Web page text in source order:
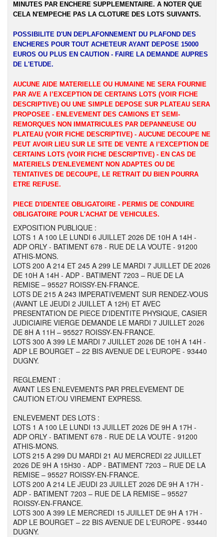
MINUTES PAR ENCHERE SUPPLEMENTAIRE. A NOTER QUE
CELA N'EMPECHE PAS LA CLOTURE DES LOTS SUIVANTS.
POSSIBILITE D'UN DEPLAFONNEMENT DU PLAFOND DES
ENCHERES POUR TOUT ACHETEUR AYANT DEPOSE 15000
EUROS OU PLUS EN CAUTION - FAIRE LA DEMANDE AUPRES
DE L'ETUDE.
AUCUNE AIDE MATERIELLE OU HUMAINE NE SERA FOURNIE
PAR AVE A l’EXCEPTION DE CERTAINS LOTS (VOIR FICHE
DESCRIPTIVE) OU UNE SIMPLE DEPOSE SUR PLATEAU SERA
PROPOSEE - ENLEVEMENT DES CAMIONS ET SEMI-
REMORQUES NON IMMATRICULES PAR DEPANNEUSE OU
PLATEAU (VOIR FICHE DESCRIPTIVE) - AUCUNE DECOUPE NE
PEUT AVOIR LIEU SUR LE SITE DE VENTE A l’EXCEPTION DE
CERTAINS LOTS (VOIR FICHE DESCRIPTIVE) - EN CAS DE
MATERIELS D'ENLEVEMENT NON ADAPTES OU DE
TENTATIVES DE DECOUPE, LE RETRAIT DU BIEN POURRA
ETRE REFUSE.
PIECE D'IDENTEE OBLIGATOIRE - PERMIS DE CONDUIRE
OBLIGATOIRE POUR L'ACHAT DE VEHICULES.
EXPOSITION PUBLIQUE :
LOTS 1 A 100 LE LUNDI 6 JUILLET 2026 DE 10H A 14H -
ADP ORLY - BATIMENT 678 - RUE DE LA VOUTE - 91200
ATHIS-MONS.
LOTS 200 A 214 ET 245 A 299 LE MARDI 7 JUILLET DE 2026
DE 10H A 14H - ADP - BATIMENT 7203 – RUE DE LA
REMISE – 95527 ROISSY-EN-FRANCE.
LOTS DE 215 A 243 IMPERATIVEMENT SUR RENDEZ-VOUS
(AVANT LE JEUDI 2 JUILLET A 12H) ET AVEC
PRESENTATION DE PIECE D'IDENTITE PHYSIQUE, CASIER
JUDICIAIRE VIERGE DEMANDE LE MARDI 7 JUILLET 2026
DE 8H A 11H – 95527 ROISSY-EN-FRANCE.
LOTS 300 A 399 LE MARDI 7 JUILLET 2026 DE 10H A 14H -
ADP LE BOURGET – 22 BIS AVENUE DE L'EUROPE - 93440
DUGNY.
REGLEMENT :
AVANT LES ENLEVEMENTS PAR PRELEVEMENT DE
CAUTION ET/OU VIREMENT EXPRESS.
ENLEVEMENT DES LOTS :
LOTS 1 A 100 LE LUNDI 13 JUILLET 2026 DE 9H A 17H -
ADP ORLY - BATIMENT 678 - RUE DE LA VOUTE - 91200
ATHIS-MONS.
LOTS 215 A 299 DU MARDI 21 AU MERCREDI 22 JUILLET
2026 DE 9H A 15H30 - ADP - BATIMENT 7203 – RUE DE LA
REMISE – 95527 ROISSY-EN-FRANCE.
LOTS 200 A 214 LE JEUDI 23 JUILLET 2026 DE 9H A 17H -
ADP - BATIMENT 7203 – RUE DE LA REMISE – 95527
ROISSY-EN-FRANCE.
LOTS 300 A 399 LE MERCREDI 15 JUILLET DE 9H A 17H -
ADP LE BOURGET – 22 BIS AVENUE DE L'EUROPE - 93440
DUGNY.